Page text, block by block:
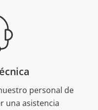
personal de
una asistencia